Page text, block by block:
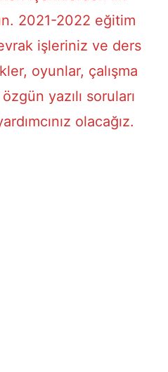
2021-2022 eğitim
işleriniz ve ders
oyunlar, çalışma
yazılı soruları
olacağız.